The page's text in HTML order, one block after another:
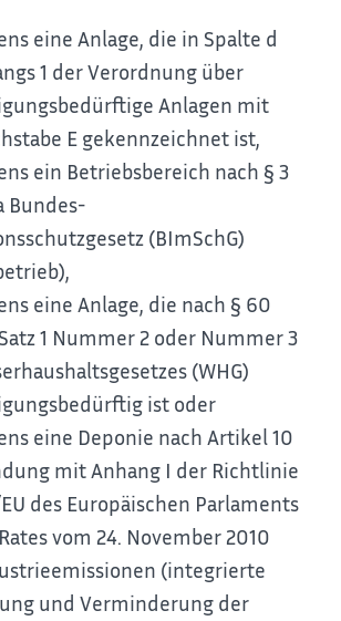
eine Anlage, die in Spalte d
1 der Verordnung über
Anlagen mit
E gekennzeichnet ist,
ein Betriebsbereich nach § 3
Bundes-
(BImSchG)
eine Anlage, die nach § 60
1 Nummer 2 oder Nummer 3
(WHG)
ist oder
eine Deponie nach Artikel 10
mit Anhang I der Richtlinie
des Europäischen Parlaments
vom 24. November 2010
(integrierte
und Verminderung der